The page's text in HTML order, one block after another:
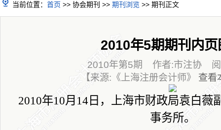
当前位置： 首页 >> 协会期刊 >> 期刊浏览 >> 期刊正文
2010年5期期刊内
2010年第5期 作者:市注协 阅
【来源:《上海注册会计师》 查看
2010年10月 14日 ，上海市财政局袁白薇
事务所。